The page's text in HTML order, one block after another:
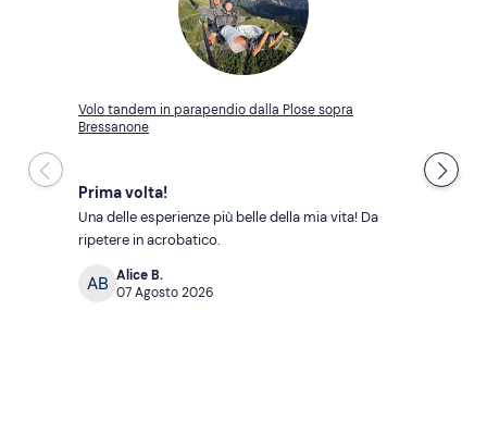
Volo tandem in parapendio dalla Plose sopra
Bressanone
Prima volta!
Una delle esperienze più belle della mia vita! Da
ripetere in acrobatico.
Alice B.
07 Agosto 2026